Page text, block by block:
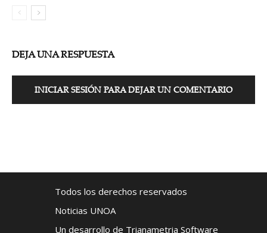
DEJA UNA RESPUESTA
INICIAR SESIÓN PARA DEJAR UN COMENTARIO
Todos los derechos reservados
Noticias UNOA
Un desarrollo de Trianametria Software